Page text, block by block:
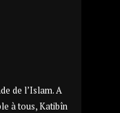
de l’Islam. A
à tous, Katibîn